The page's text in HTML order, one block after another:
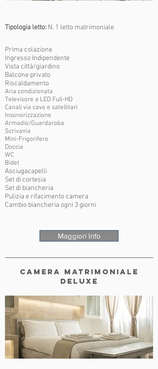
Tipologia letto: N. 1 letto matrimoniale
Prima colazione
Ingresso Indipendente
Vista città/giardino
Balcone privato
Riscaldamento
Aria condizionata
Televisore a LED Full-HD
Canali via cavo e satellitari
Insonorizzazione
Armadio/Guardaroba
Scrivania
Mini-Frigorifero
Doccia
WC
Bidet
Asciugacapelli
Set di cortesia
Set di biancheria
Pulizia e rifacimento camera
Cambio biancheria ogni 3 giorni
Maggiori Info
CAMERA MATRIMONIALE
deluxe